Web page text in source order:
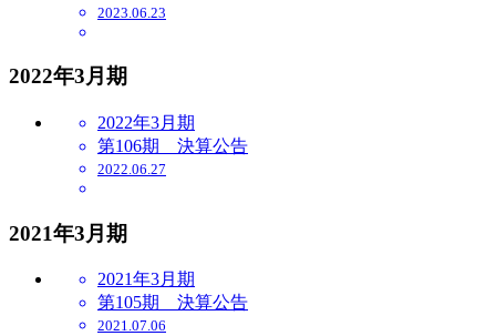
2023.06.23
2022年3月期
2022年3月期
第106期 決算公告
2022.06.27
2021年3月期
2021年3月期
第105期 決算公告
2021.07.06